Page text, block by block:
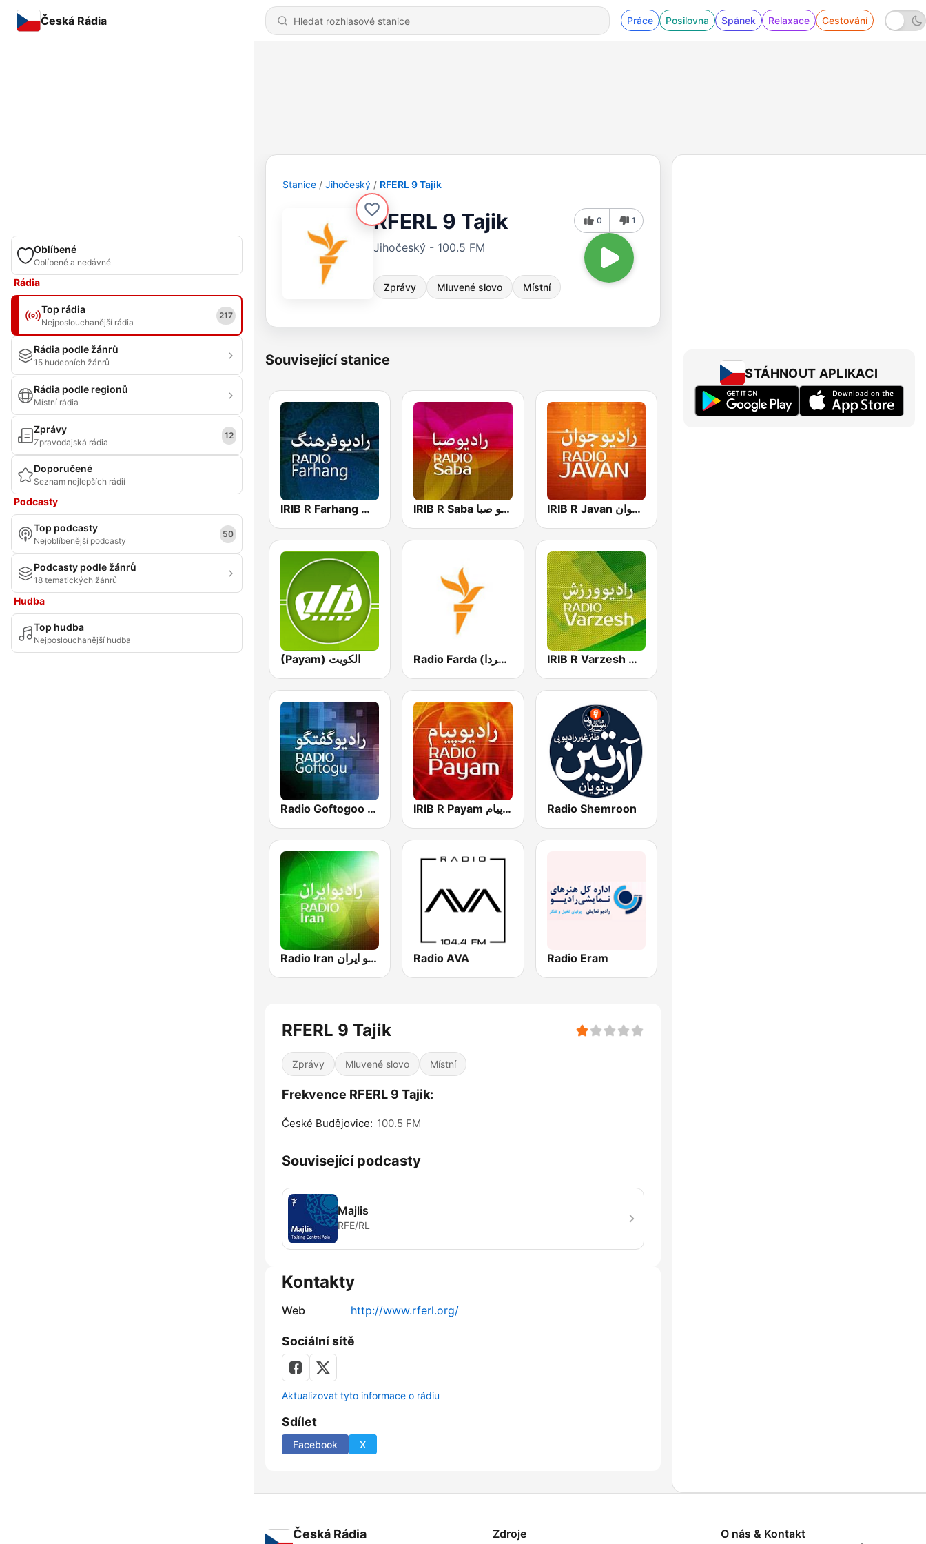
Česká Rádia Práce Posilovna Spánek Relaxace Cestování
Oblíbené
Oblíbené a nedávné
Rádia
Top rádia
Nejposlouchanější rádia
217
Rádia podle žánrů
15 hudebních žánrů
Rádia podle regionů
Místní rádia
Zprávy
Zpravodajská rádia
12
Doporučené
Seznam nejlepších rádií
Podcasty
Top podcasty
Nejoblíbenější podcasty
50
Podcasty podle žánrů
18 tematických žánrů
Hudba
Top hudba
Nejposlouchanější hudba
Stanice Jihočeský RFERL 9 Tajik
RFERL 9 Tajik
Jihočeský - 100.5 FM
Zprávy Mluvené slovo Místní
0 1
Související stanice
IRIB R Farhang رادیو فرهنگ IRIB R Saba رادیو صبا IRIB R Javan راديو جوان
(Payam) الكويت Radio Farda (راديو فردا) IRIB R Varzesh رادیو ورزش
Radio Goftogoo رادیو گفت و گو IRIB R Payam رادیو پیام Radio Shemroon
Radio Iran رادیو ایران Radio AVA Radio Eram
RFERL 9 Tajik
Zprávy Mluvené slovo Místní
Frekvence RFERL 9 Tajik:
České Budějovice: 100.5 FM
Související podcasty
Majlis
RFE/RL
Kontakty
Web http://www.rferl.org/
Sociální sítě
Aktualizovat tyto informace o rádiu
Sdílet
Facebook X
STÁHNOUT APLIKACI
Česká Rádia Zdroje O nás & Kontakt